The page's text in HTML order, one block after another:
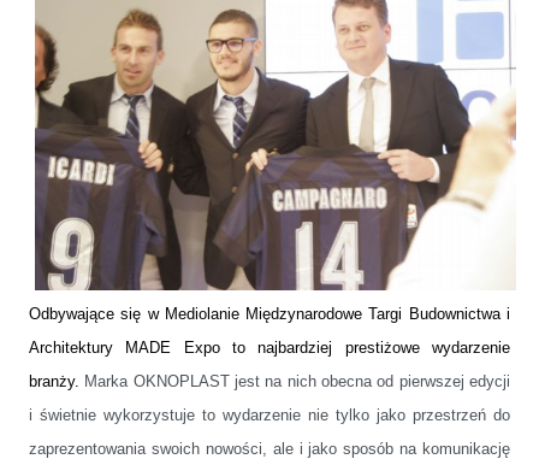
Odbywające się w Mediolanie Międzynarodowe Targi Budownictwa i
Architektury MADE Expo to najbardziej prestiżowe wydarzenie
branży. Marka OKNOPLAST jest na nich obecna od pierwszej edycji
i świetnie wykorzystuje to wydarzenie nie tylko jako przestrzeń do
zaprezentowania swoich nowości, ale i jako sposób na komunikację